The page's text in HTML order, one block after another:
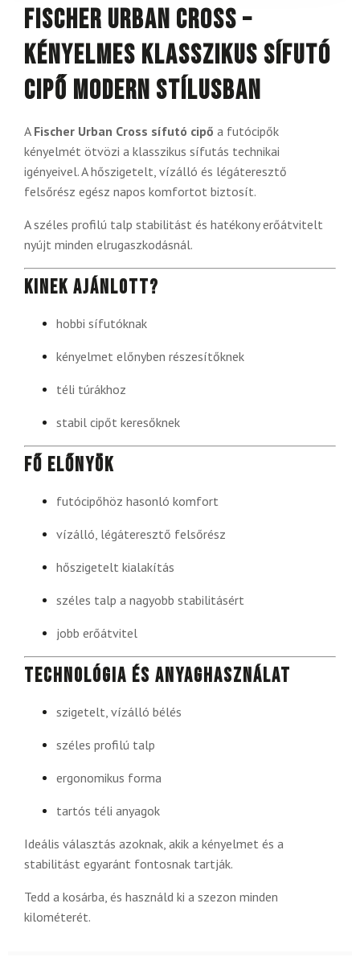
Fischer Urban Cross –
kényelmes klasszikus sífutó
cipő modern stílusban
A Fischer Urban Cross sífutó cipő a futócipők
kényelmét ötvözi a klasszikus sífutás technikai
igényeivel. A hőszigetelt, vízálló és légáteresztő
felsőrész egész napos komfortot biztosít.
A széles profilú talp stabilitást és hatékony erőátvitelt
nyújt minden elrugaszkodásnál.
Kinek ajánlott?
hobbi sífutóknak
kényelmet előnyben részesítőknek
téli túrákhoz
stabil cipőt keresőknek
Fő előnyök
futócipőhöz hasonló komfort
vízálló, légáteresztő felsőrész
hőszigetelt kialakítás
széles talp a nagyobb stabilitásért
jobb erőátvitel
Technológia és anyaghasználat
szigetelt, vízálló bélés
széles profilú talp
ergonomikus forma
tartós téli anyagok
Ideális választás azoknak, akik a kényelmet és a
stabilitást egyaránt fontosnak tartják.
Tedd a kosárba, és használd ki a szezon minden
kilométerét.